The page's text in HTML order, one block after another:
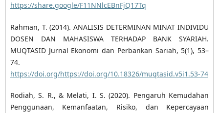
https://share.google/F11NNlcEBnFjQ17Tq
Rahman, T. (2014). ANALISIS DETERMINAN MINAT INDIVIDU
DOSEN DAN MAHASISWA TERHADAP BANK SYARIAH.
MUQTASID Jurnal Ekonomi dan Perbankan Sariah, 5(1), 53–
74.
https://doi.org/https://doi.org/10.18326/muqtasid.v5i1.53-74
Rodiah, S. R., & Melati, I. S. (2020). Pengaruh Kemudahan
Penggunaan, Kemanfaatan, Risiko, dan Kepercayaan